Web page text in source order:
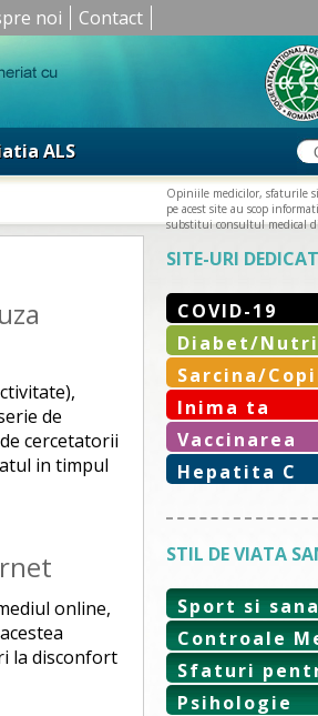
noi Contact
ALS
Opiniile medicilor, sfaturile
pe acest site au scop
substitui consultul medical
de
cercetatorii
in timpul
online,
la disconfort
SITE-URI
COVID-19
Diabet/
Sarcina/
Inima ta
Vaccinarea
Hepatita C
STIL DE VIATA
Sport si
Controale
Sfaturi
Psihologie